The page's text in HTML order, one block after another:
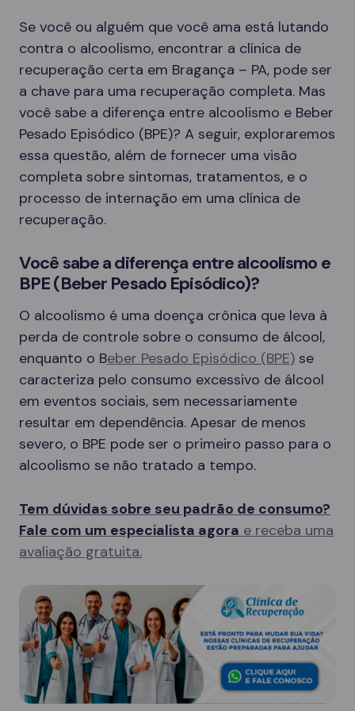
Se você ou alguém que você ama está lutando
contra o alcoolismo, encontrar a clínica de
recuperação certa em Bragança – PA, pode ser
a chave para uma recuperação completa. Mas
você sabe a diferença entre alcoolismo e Beber
Pesado Episódico (BPE)? A seguir, exploraremos
essa questão, além de fornecer uma visão
completa sobre sintomas, tratamentos, e o
processo de internação em uma clínica de
recuperação.
Você sabe a diferença entre alcoolismo e
BPE (Beber Pesado Episódico)?
O alcoolismo é uma doença crônica que leva à
perda de controle sobre o consumo de álcool,
enquanto o Beber Pesado Episódico (BPE) se
caracteriza pelo consumo excessivo de álcool
em eventos sociais, sem necessariamente
resultar em dependência. Apesar de menos
severo, o BPE pode ser o primeiro passo para o
alcoolismo se não tratado a tempo.
Tem dúvidas sobre seu padrão de consumo?
Fale com um especialista agora e receba uma
avaliação gratuita.